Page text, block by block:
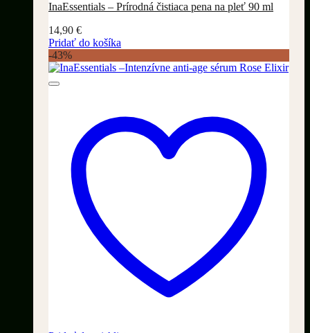
InaEssentials – Prírodná čistiaca pena na pleť 90 ml
14,90 €
Pridať do košíka
-43%